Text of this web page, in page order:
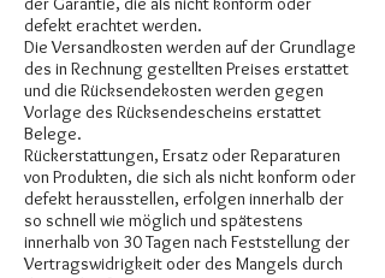
defekt erachtet werden.
Die Versandkosten werden auf der Grundlage
des in Rechnung gestellten Preises erstattet
und die Rücksendekosten werden gegen
Vorlage des Rücksendescheins erstattet
Belege.
Rückerstattungen, Ersatz oder Reparaturen
von Produkten, die sich als nicht konform oder
defekt herausstellen, erfolgen innerhalb der
so schnell wie möglich und spätestens
innerhalb von 30 Tagen nach Feststellung der
Vertragswidrigkeit oder des Mangels durch